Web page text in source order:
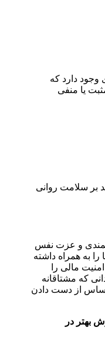
دارد که
یا منفی
بر سلامت روانی
و عزت نفس
به همراه داشته
مالی را
که مشتاقانه
از دست دادن
بهتر در